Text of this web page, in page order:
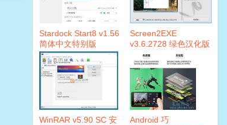
Stardock Start8 v1.56
简体中文特别版
Screen2EXE
v3.6.2728 绿色汉化版
WinRAR v5.90 SC 安
Android 巧